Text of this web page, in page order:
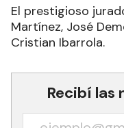
El prestigioso
Martínez, José
Cristian Ibarrola.
Recibí las